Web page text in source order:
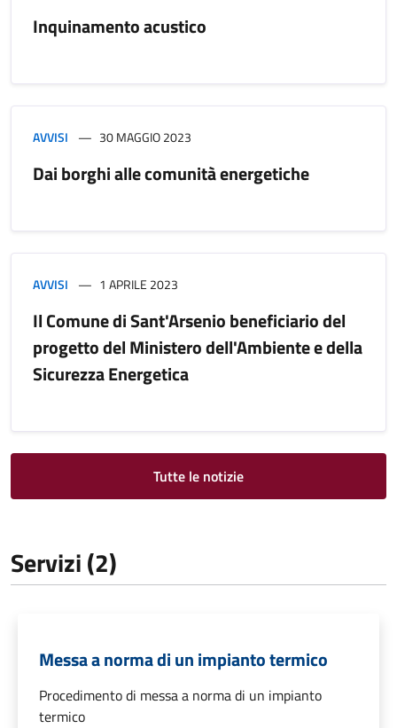
Inquinamento acustico
AVVISI 30 MAGGIO 2023
Dai borghi alle comunità energetiche
AVVISI 1 APRILE 2023
Il Comune di Sant'Arsenio beneficiario del
progetto del Ministero dell'Ambiente e della
Sicurezza Energetica
Tutte le notizie
Servizi (2)
Messa a norma di un impianto termico
Procedimento di messa a norma di un impianto
termico